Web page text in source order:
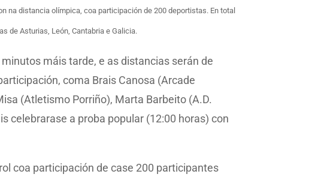
na distancia olímpica, coa participación de 200 deportistas. En total
de Asturias, León, Cantabria e Galicia.
máis tarde, e as distancias serán de
coma Brais Canosa (Arcade
(Atletismo Porriño), Marta Barbeito (A.D.
celebrarase a proba popular (12:00 horas) con
coa participación de case 200 participantes